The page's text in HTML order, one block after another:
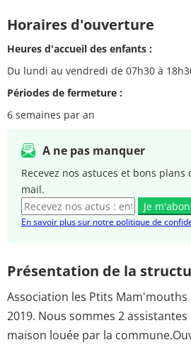
Horaires d'ouverture
Heures d'accueil des enfants :
Du lundi au vendredi de 07h30 à
Périodes de fermeture :
6 semaines par an
A ne pas manquer
Recevez nos astuces et bons
mail.
Je
En savoir plus sur notre politique de
Présentation de la
Association les Ptits
2019. Nous sommes 2
maison louée par la